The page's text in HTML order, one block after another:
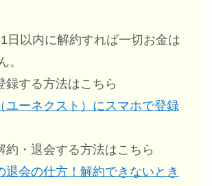
日以内に解約すれば一切お金は
。
録する方法はこちら
ユーネクスト）にスマホで登録
約・退会する方法はこちら
退会の仕方！解約できないとき